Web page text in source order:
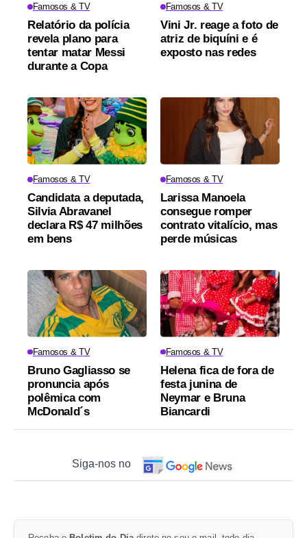
Famosos & TV
Relatório da polícia
revela plano para
tentar matar Messi
durante a Copa
Famosos & TV
Vini Jr. reage a foto de
atriz de biquíni e é
exposto nas redes
Famosos & TV
Candidata a deputada,
Silvia Abravanel
declara R$ 47 milhões
em bens
Famosos & TV
Larissa Manoela
consegue romper
contrato vitalício, mas
perde músicas
Famosos & TV
Bruno Gagliasso se
pronuncia após
polêmica com
McDonald´s
Famosos & TV
Helena fica de fora de
festa junina de
Neymar e Bruna
Biancardi
Siga-nos no